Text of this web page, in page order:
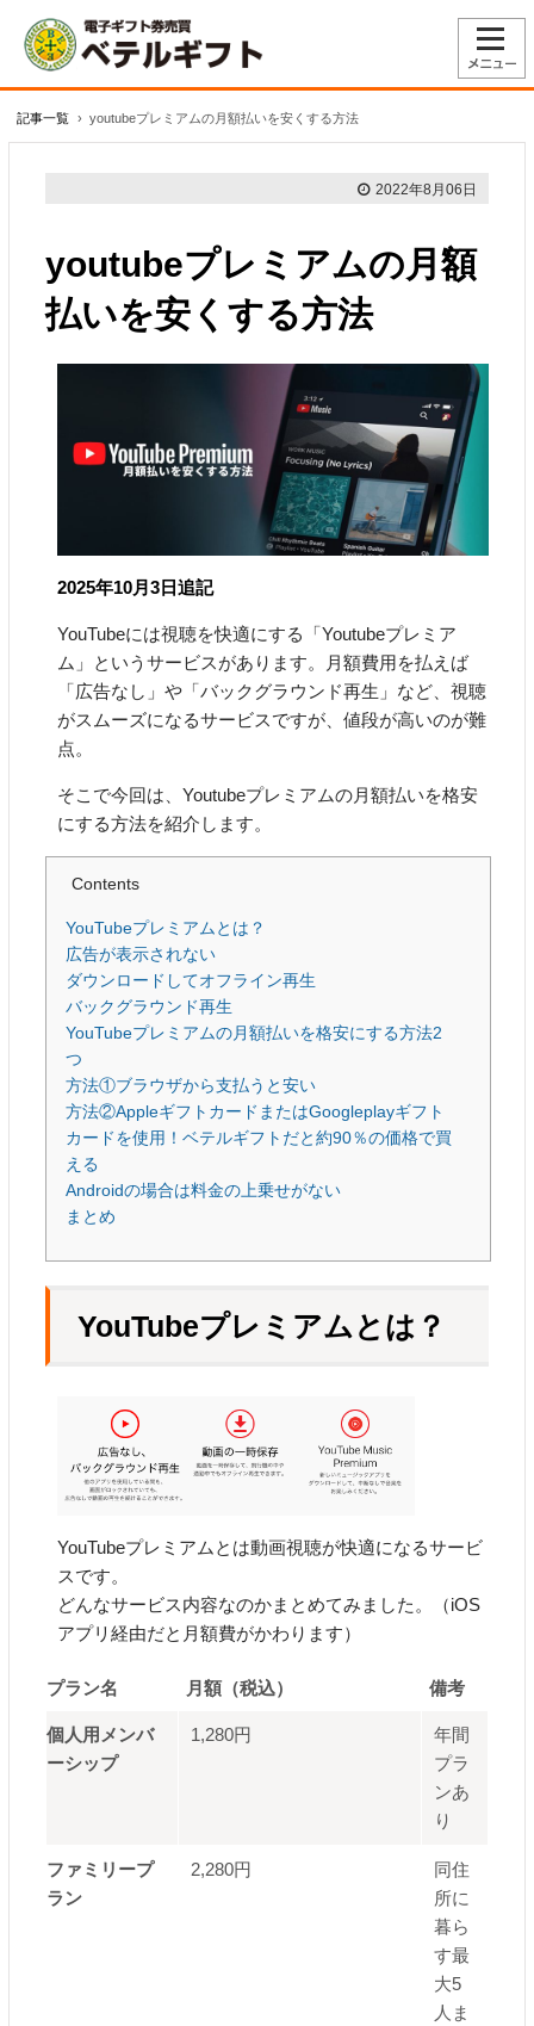
記事一覧 › youtubeプレミアムの月額払いを安くする方法
2022年8月06日
youtubeプレミアムの月額
払いを安くする方法
2025年10月3日追記
YouTubeには視聴を快適にする「Youtubeプレミア
ム」というサービスがあります。月額費用を払えば
「広告なし」や「バックグラウンド再生」など、視聴
がスムーズになるサービスですが、値段が高いのが難
点。
そこで今回は、Youtubeプレミアムの月額払いを格安
にする方法を紹介します。
Contents
YouTubeプレミアムとは？
広告が表示されない
ダウンロードしてオフライン再生
バックグラウンド再生
YouTubeプレミアムの月額払いを格安にする方法2
つ
方法①ブラウザから支払うと安い
方法②AppleギフトカードまたはGoogleplayギフト
カードを使用！ベテルギフトだと約90％の価格で買
える
Androidの場合は料金の上乗せがない
まとめ
YouTubeプレミアムとは？
YouTubeプレミアムとは動画視聴が快適になるサービ
スです。
どんなサービス内容なのかまとめてみました。（iOS
アプリ経由だと月額費がかわります）
プラン名 月額（税込） 備考
個人用メンバ
ーシップ
1,280円
年間
プラ
ンあ
り
ファミリープ
ラン
2,280円
同住
所に
暮ら
す最
大5
人ま